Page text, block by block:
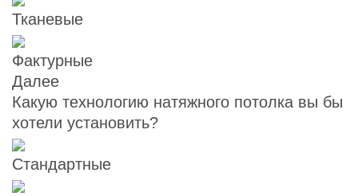
Тканевые
Фактурные
Далее
Какую технологию натяжного потолка вы бы
хотели установить?
Стандартные